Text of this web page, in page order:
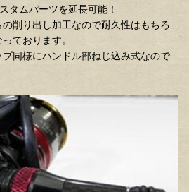
タムパーツを延長可能！
削り出し加工なので耐久性はもちろ
ております。
同様にハンドル部ねじ込み式なので